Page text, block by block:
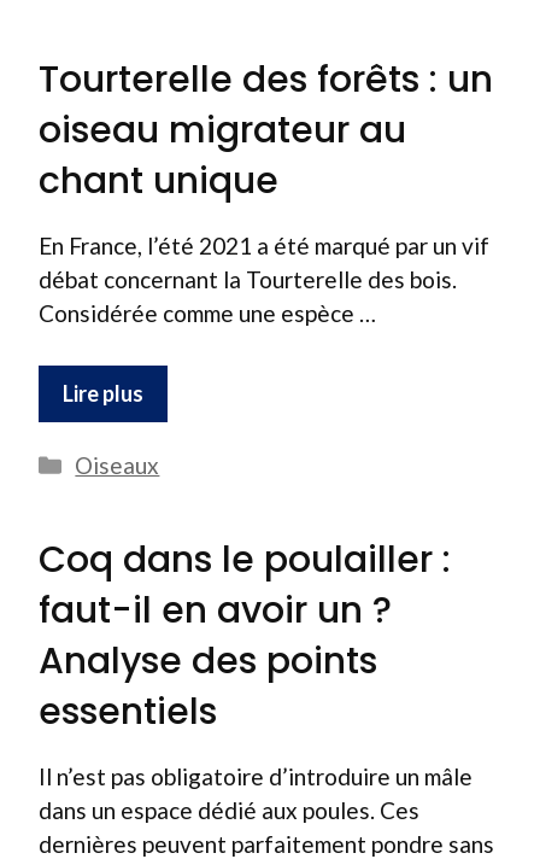
Tourterelle des forêts : un
oiseau migrateur au
chant unique
En France, l’été 2021 a été marqué par un vif
débat concernant la Tourterelle des bois.
Considérée comme une espèce …
Lire plus
Catégories
Oiseaux
Coq dans le poulailler :
faut-il en avoir un ?
Analyse des points
essentiels
Il n’est pas obligatoire d’introduire un mâle
dans un espace dédié aux poules. Ces
dernières peuvent parfaitement pondre sans